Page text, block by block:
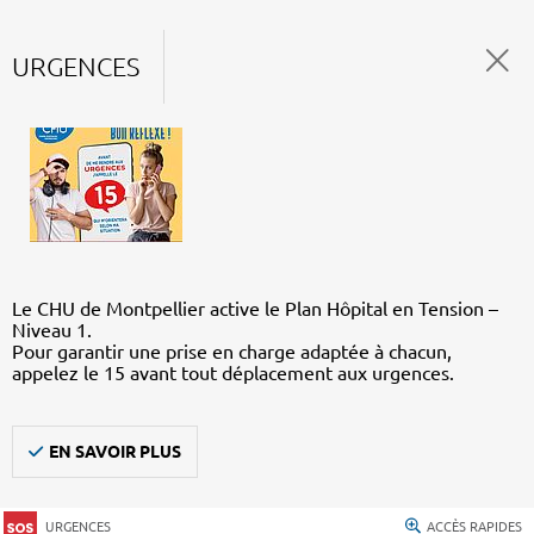
URGENCES
Le CHU de Montpellier active le Plan Hôpital en Tension –
Niveau 1.
Pour garantir une prise en charge adaptée à chacun,
appelez le 15 avant tout déplacement aux urgences.
EN SAVOIR PLUS
URGENCES ACCÈS RAPIDES